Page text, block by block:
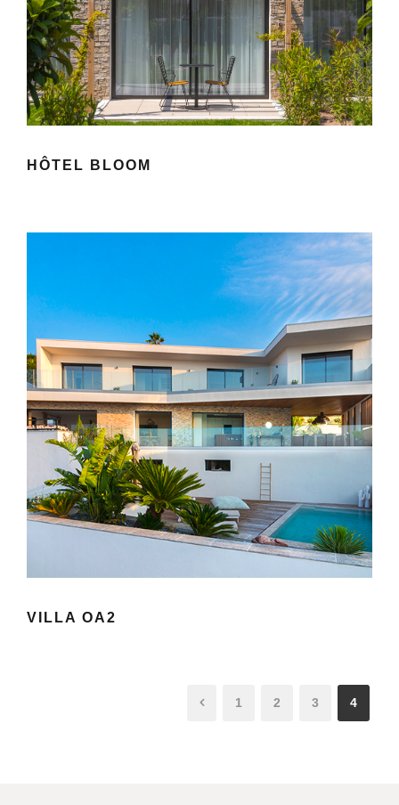
HÔTEL BLOOM
VILLA OA2
VILLA OA2
1 2 3 4